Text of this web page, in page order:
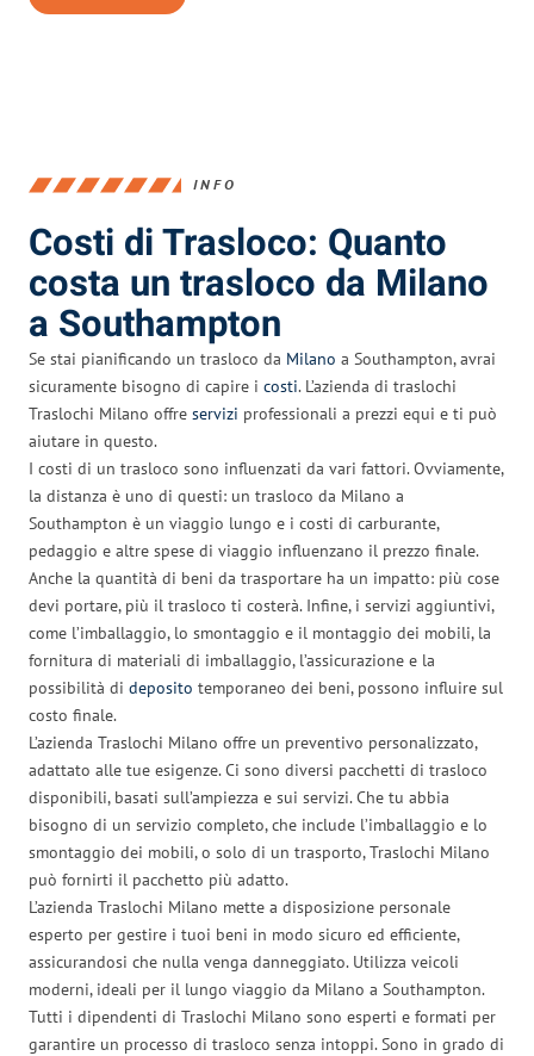
INFO
Costi di Trasloco: Quanto
costa un trasloco da Milano
a Southampton
Se stai pianificando un trasloco da Milano a Southampton, avrai
sicuramente bisogno di capire i costi. L’azienda di traslochi
Traslochi Milano offre servizi professionali a prezzi equi e ti può
aiutare in questo.
I costi di un trasloco sono influenzati da vari fattori. Ovviamente,
la distanza è uno di questi: un trasloco da Milano a
Southampton è un viaggio lungo e i costi di carburante,
pedaggio e altre spese di viaggio influenzano il prezzo finale.
Anche la quantità di beni da trasportare ha un impatto: più cose
devi portare, più il trasloco ti costerà. Infine, i servizi aggiuntivi,
come l’imballaggio, lo smontaggio e il montaggio dei mobili, la
fornitura di materiali di imballaggio, l’assicurazione e la
possibilità di deposito temporaneo dei beni, possono influire sul
costo finale.
L’azienda Traslochi Milano offre un preventivo personalizzato,
adattato alle tue esigenze. Ci sono diversi pacchetti di trasloco
disponibili, basati sull’ampiezza e sui servizi. Che tu abbia
bisogno di un servizio completo, che include l’imballaggio e lo
smontaggio dei mobili, o solo di un trasporto, Traslochi Milano
può fornirti il pacchetto più adatto.
L’azienda Traslochi Milano mette a disposizione personale
esperto per gestire i tuoi beni in modo sicuro ed efficiente,
assicurandosi che nulla venga danneggiato. Utilizza veicoli
moderni, ideali per il lungo viaggio da Milano a Southampton.
Tutti i dipendenti di Traslochi Milano sono esperti e formati per
garantire un processo di trasloco senza intoppi. Sono in grado di